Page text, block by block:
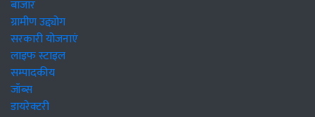
बाजार
ग्रामीण उद्द्योग
सरकारी योजनाएं
लाइफ स्टाइल
सम्पादकीय
जॉब्स
डायरेक्टरी